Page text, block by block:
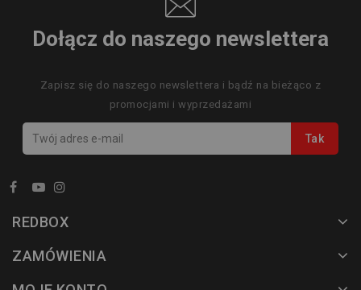
Dołącz do naszego newslettera
Zapisz się do naszego newslettera i bądź na bieżąco z
promocjami i wyprzedażami
REDBOX
ZAMÓWIENIA